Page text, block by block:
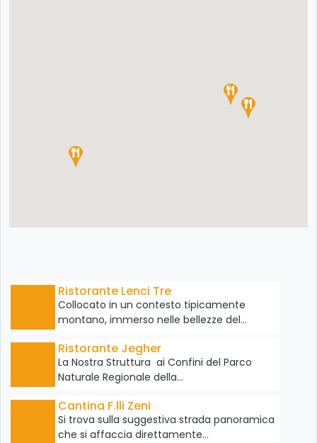
Ristorante Lenci Tre
Collocato in un contesto tipicamente
montano, immerso nelle bellezze del…
Ristorante Jegher
La Nostra Struttura ai Confini del Parco
Naturale Regionale della…
Cantina F.lli Zeni
Si trova sulla suggestiva strada panoramica
che si affaccia direttamente…